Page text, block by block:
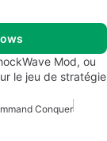
Mod, ou
le jeu de stratégie
Conquer